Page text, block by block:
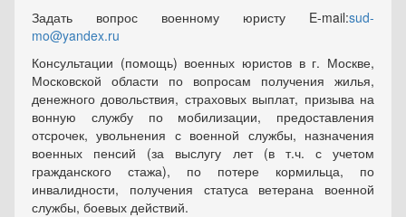
Задать вопрос военному юристу E-mail:sud-
mo@yandex.ru
Консультации (помощь) военных юристов в г. Москве,
Московской области по вопросам получения жилья,
денежного довольствия, страховых выплат, призыва на
вонную службу по мобилизации, предоставления
отсрочек, увольнения с военной службы, назначения
военных пенсий (за выслугу лет (в т.ч. с учетом
гражданского стажа), по потере кормильца, по
инвалидности, получения статуса ветерана военной
службы, боевых действий.